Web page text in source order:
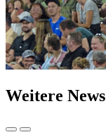
Weitere News